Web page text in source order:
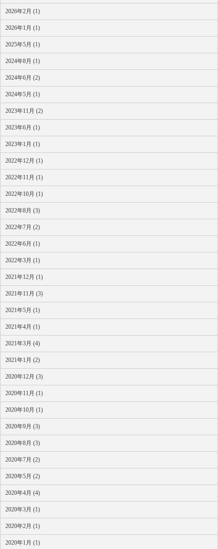
2026年2月 (1)
2026年1月 (1)
2025年5月 (1)
2024年8月 (1)
2024年6月 (2)
2024年5月 (1)
2023年11月 (2)
2023年6月 (1)
2023年1月 (1)
2022年12月 (1)
2022年11月 (1)
2022年10月 (1)
2022年8月 (3)
2022年7月 (2)
2022年6月 (1)
2022年3月 (1)
2021年12月 (1)
2021年11月 (3)
2021年5月 (1)
2021年4月 (1)
2021年3月 (4)
2021年1月 (2)
2020年12月 (3)
2020年11月 (1)
2020年10月 (1)
2020年9月 (3)
2020年8月 (3)
2020年7月 (2)
2020年5月 (2)
2020年4月 (4)
2020年3月 (1)
2020年2月 (1)
2020年1月 (1)